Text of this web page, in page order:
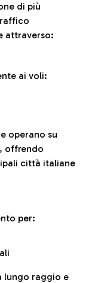
di più
attraverso:
ai voli:
operano su
offrendo
città italiane
per:
lungo raggio e